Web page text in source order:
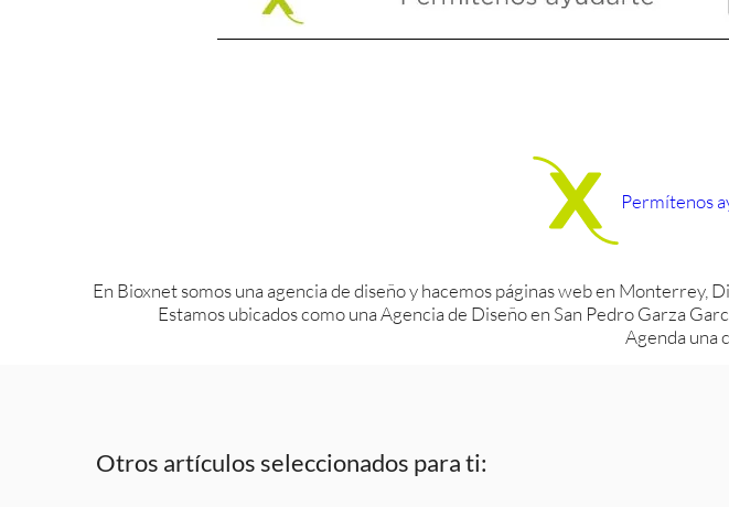
Permítenos
En Bioxnet somos una agencia de diseño y hacemos páginas web en
Estamos ubicados como una Agencia de Diseño en San Pedro Garza
Agenda una
Otros artículos seleccionados para ti: